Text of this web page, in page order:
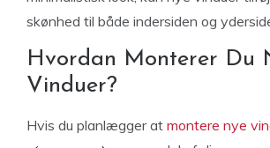
skønhed til både indersiden og
Hvordan Monterer Du
Vinduer?
Hvis du planlægger at montere nye